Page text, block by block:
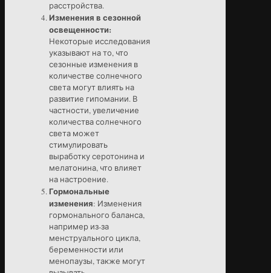
расстройства.
Изменения в сезонной
освещенности:
Некоторые исследования
указывают на то, что
сезонные изменения в
количестве солнечного
света могут влиять на
развитие гипомании. В
частности, увеличение
количества солнечного
света может
стимулировать
выработку серотонина и
мелатонина, что влияет
на настроение.
Гормональные
изменения: Изменения
гормонального баланса,
например из-за
менструального цикла,
беременности или
менопаузы, также могут